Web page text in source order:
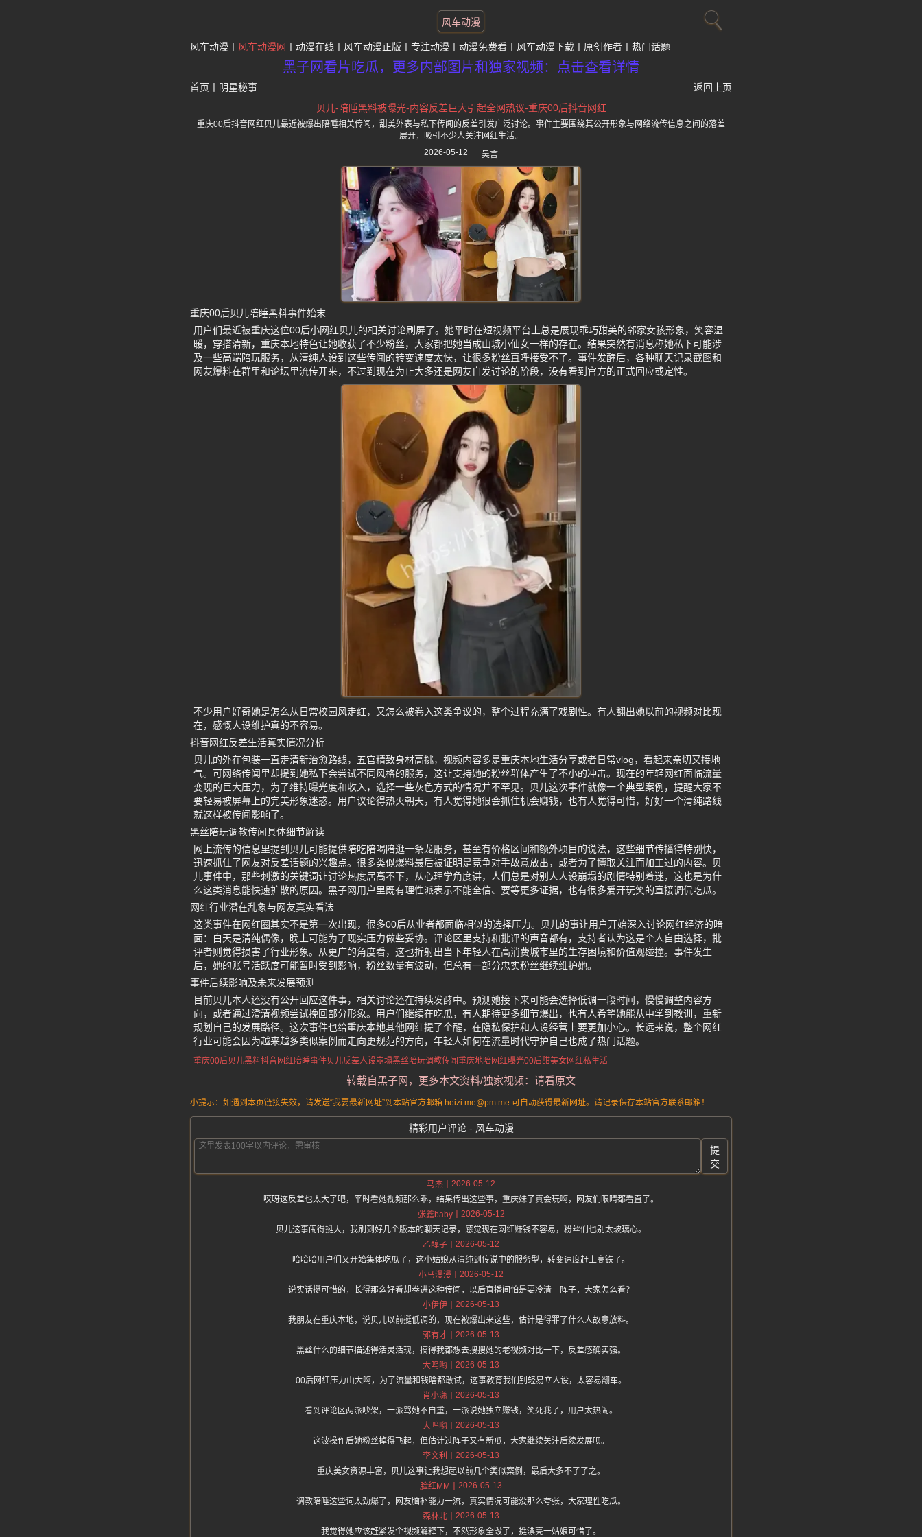
风车动漫
风车动漫 风车动漫网 动漫在线 风车动漫正版 专注动漫 动漫免费看 风车动漫下载 原创作者 热门话题
黑子网看片吃瓜，更多内部图片和独家视频：点击查看详情
首页 明星秘事
返回上页
贝儿-陪睡黑料被曝光-内容反差巨大引起全网热议-重庆00后抖音网红
重庆00后抖音网红贝儿最近被爆出陪睡相关传闻，甜美外表与私下传闻的反差引发广泛讨论。事件主要围绕其公开形象与网络流传信息之间的落差
展开，吸引不少人关注网红生活。
2026-05-12
吴言
重庆00后贝儿陪睡黑料事件始末
用户们最近被重庆这位00后小网红贝儿的相关讨论刷屏了。她平时在短视频平台上总是展现乖巧甜美的邻家女孩形象，笑容温
暖，穿搭清新，重庆本地特色让她收获了不少粉丝，大家都把她当成山城小仙女一样的存在。结果突然有消息称她私下可能涉
及一些高端陪玩服务，从清纯人设到这些传闻的转变速度太快，让很多粉丝直呼接受不了。事件发酵后，各种聊天记录截图和
网友爆料在群里和论坛里流传开来，不过到现在为止大多还是网友自发讨论的阶段，没有看到官方的正式回应或定性。
不少用户好奇她是怎么从日常校园风走红，又怎么被卷入这类争议的，整个过程充满了戏剧性。有人翻出她以前的视频对比现
在，感慨人设维护真的不容易。
抖音网红反差生活真实情况分析
贝儿的外在包装一直走清新治愈路线，五官精致身材高挑，视频内容多是重庆本地生活分享或者日常vlog，看起来亲切又接地
气。可网络传闻里却提到她私下会尝试不同风格的服务，这让支持她的粉丝群体产生了不小的冲击。现在的年轻网红面临流量
变现的巨大压力，为了维持曝光度和收入，选择一些灰色方式的情况并不罕见。贝儿这次事件就像一个典型案例，提醒大家不
要轻易被屏幕上的完美形象迷惑。用户议论得热火朝天，有人觉得她很会抓住机会赚钱，也有人觉得可惜，好好一个清纯路线
就这样被传闻影响了。
黑丝陪玩调教传闻具体细节解读
网上流传的信息里提到贝儿可能提供陪吃陪喝陪逛一条龙服务，甚至有价格区间和额外项目的说法，这些细节传播得特别快，
迅速抓住了网友对反差话题的兴趣点。很多类似爆料最后被证明是竞争对手故意放出，或者为了博取关注而加工过的内容。贝
儿事件中，那些刺激的关键词让讨论热度居高不下，从心理学角度讲，人们总是对别人人设崩塌的剧情特别着迷，这也是为什
么这类消息能快速扩散的原因。黑子网用户里既有理性派表示不能全信、要等更多证据，也有很多爱开玩笑的直接调侃吃瓜。
网红行业潜在乱象与网友真实看法
这类事件在网红圈其实不是第一次出现，很多00后从业者都面临相似的选择压力。贝儿的事让用户开始深入讨论网红经济的暗
面：白天是清纯偶像，晚上可能为了现实压力做些妥协。评论区里支持和批评的声音都有，支持者认为这是个人自由选择，批
评者则觉得损害了行业形象。从更广的角度看，这也折射出当下年轻人在高消费城市里的生存困境和价值观碰撞。事件发生
后，她的账号活跃度可能暂时受到影响，粉丝数量有波动，但总有一部分忠实粉丝继续维护她。
事件后续影响及未来发展预测
目前贝儿本人还没有公开回应这件事，相关讨论还在持续发酵中。预测她接下来可能会选择低调一段时间，慢慢调整内容方
向，或者通过澄清视频尝试挽回部分形象。用户们继续在吃瓜，有人期待更多细节爆出，也有人希望她能从中学到教训，重新
规划自己的发展路径。这次事件也给重庆本地其他网红提了个醒，在隐私保护和人设经营上要更加小心。长远来说，整个网红
行业可能会因为越来越多类似案例而走向更规范的方向，年轻人如何在流量时代守护自己也成了热门话题。
重庆00后贝儿黑料抖音网红陪睡事件贝儿反差人设崩塌黑丝陪玩调教传闻重庆地陪网红曝光00后甜美女网红私生活
转载自黑子网，更多本文资料/独家视频：请看原文
小提示：如遇到本页链接失效，请发送“我要最新网址”到本站官方邮箱 heizi.me@pm.me 可自动获得最新网址。请记录保存本站官方联系邮箱！
精彩用户评论 - 风车动漫
提
交
马杰
2026-05-12
哎呀这反差也太大了吧，平时看她视频那么乖，结果传出这些事，重庆妹子真会玩啊，网友们眼睛都看直了。
张鑫baby
2026-05-12
贝儿这事闹得挺大，我刷到好几个版本的聊天记录，感觉现在网红赚钱不容易，粉丝们也别太玻璃心。
乙醇子
2026-05-12
哈哈哈用户们又开始集体吃瓜了，这小姑娘从清纯到传说中的服务型，转变速度赶上高铁了。
小马漫漫
2026-05-12
说实话挺可惜的，长得那么好看却卷进这种传闻，以后直播间怕是要冷清一阵子，大家怎么看？
小伊伊
2026-05-13
我朋友在重庆本地，说贝儿以前挺低调的，现在被爆出来这些，估计是得罪了什么人故意放料。
郭有才
2026-05-13
黑丝什么的细节描述得活灵活现，搞得我都想去搜搜她的老视频对比一下，反差感确实强。
大呜哟
2026-05-13
00后网红压力山大啊，为了流量和钱啥都敢试，这事教育我们别轻易立人设，太容易翻车。
肖小潇
2026-05-13
看到评论区两派吵架，一派骂她不自重，一派说她独立赚钱，笑死我了，用户太热闹。
大呜哟
2026-05-13
这波操作后她粉丝掉得飞起，但估计过阵子又有新瓜，大家继续关注后续发展呗。
李文利
2026-05-13
重庆美女资源丰富，贝儿这事让我想起以前几个类似案例，最后大多不了了之。
脸红MM
2026-05-13
调教陪睡这些词太劲爆了，网友脑补能力一流，真实情况可能没那么夸张，大家理性吃瓜。
森林北
2026-05-13
我觉得她应该赶紧发个视频解释下，不然形象全毁了，挺漂亮一姑娘可惜了。